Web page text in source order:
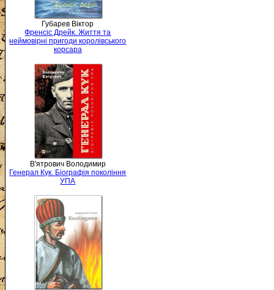
Губарев Віктор
Френсіс Дрейк. Життя та
неймовірні пригоди королівського
корсара
В'ятрович Володимир
Генерал Кук. Біографія покоління
УПА